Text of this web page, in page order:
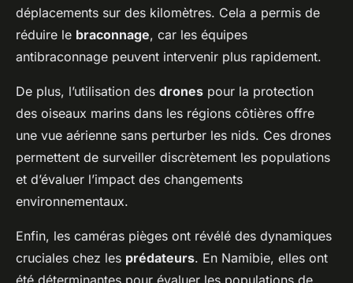
déplacements sur des kilomètres. Cela a permis de
réduire le braconnage, car les équipes
antibraconnage peuvent intervenir plus rapidement.
De plus, l’utilisation des drones pour la protection
des oiseaux marins dans les régions côtières offre
une vue aérienne sans perturber les nids. Ces drones
permettent de surveiller discrètement les populations
et d’évaluer l’impact des changements
environnementaux.
Enfin, les caméras pièges ont révélé des dynamiques
cruciales chez les prédateurs. En Namibie, elles ont